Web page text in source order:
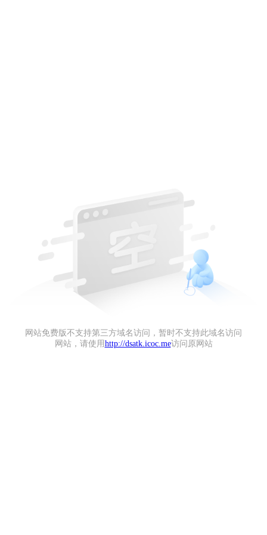
网站免费版不支持第三方域名访问，暂时不支持此域名访问
网站，请使用 http://dsatk.icoc.me访问原网站